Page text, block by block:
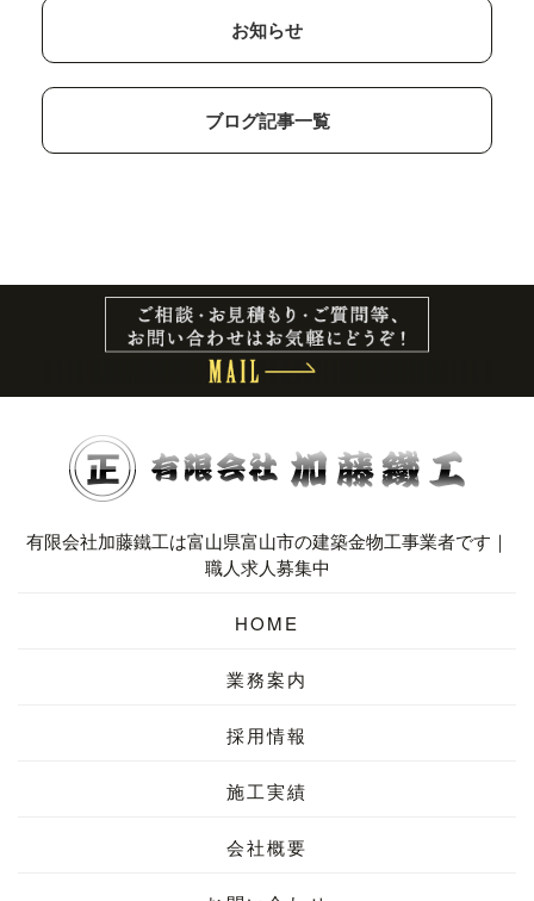
お知らせ
ブログ記事一覧
有限会社加藤鐵工は富山県富山市の建築金物工事業者です｜
職人求人募集中
HOME
業務案内
採用情報
施工実績
会社概要